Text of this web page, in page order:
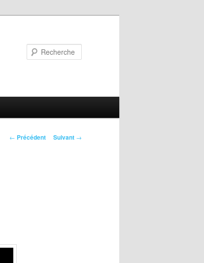
Navigation
← Précédent Suivant →